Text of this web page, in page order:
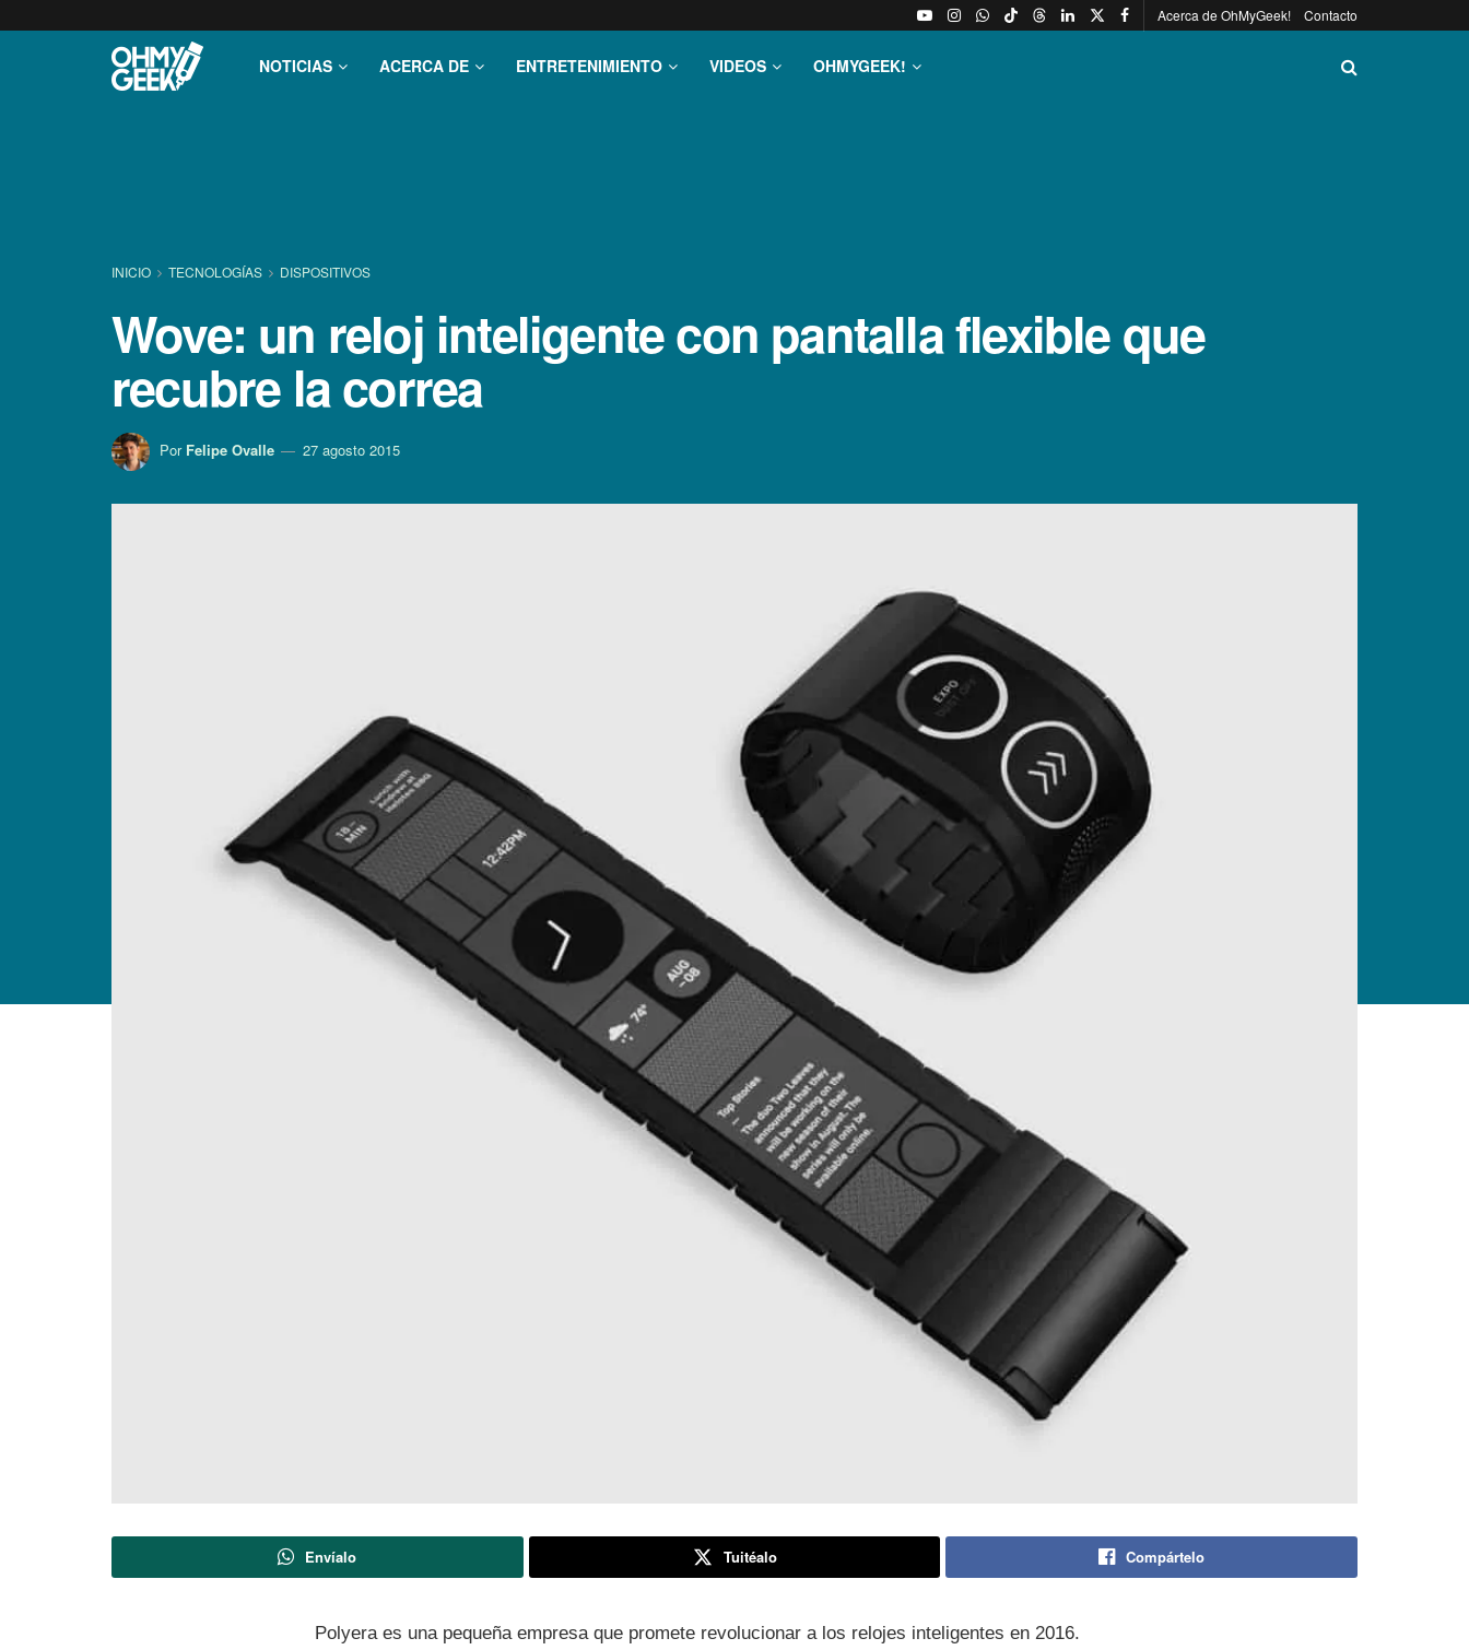
Acerca de OhMyGeek! Contacto
NOTICIAS ACERCA DE ENTRETENIMIENTO VIDEOS OHMYGEEK!
INICIO TECNOLOGÍ­AS DISPOSITIVOS
Wove: un reloj inteligente con pantalla flexible que
recubre la correa
Por Felipe Ovalle 27 agosto 2015
Envíalo Tuitéalo Compártelo
Polyera es una pequeña empresa que promete revolucionar a los relojes inteligentes en 2016.